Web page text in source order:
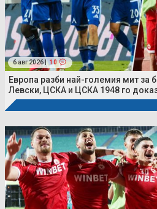
6 авг 2026 | 10
Европа разби най-големия мит за
Левски, ЦСКА и ЦСКА 1948 го